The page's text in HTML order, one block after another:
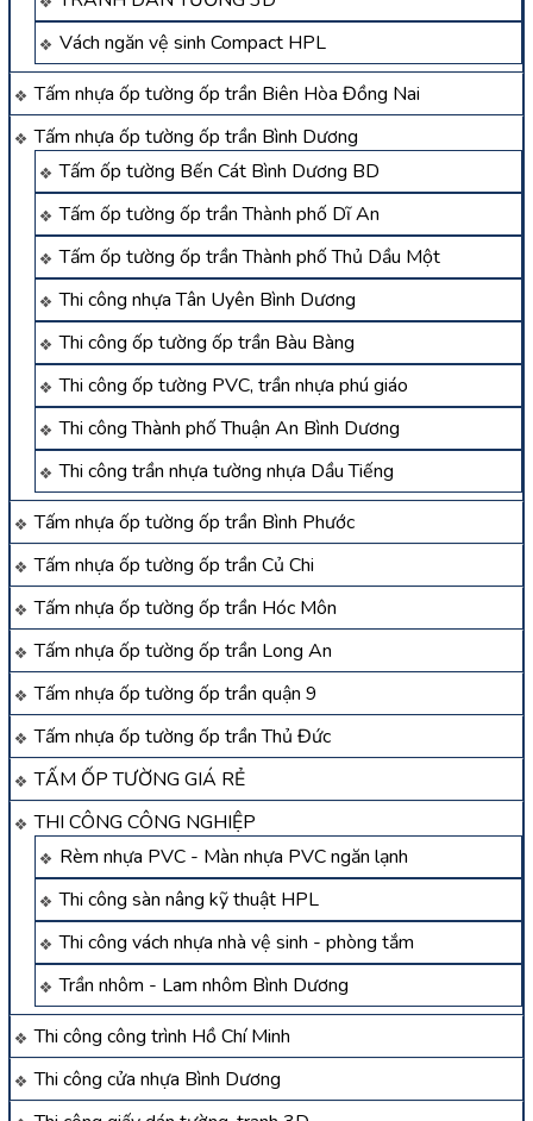
Vách ngăn vệ sinh Compact HPL
Tấm nhựa ốp tường ốp trần Biên Hòa Đồng Nai
Tấm nhựa ốp tường ốp trần Bình Dương
Tấm ốp tường Bến Cát Bình Dương BD
Tấm ốp tường ốp trần Thành phố Dĩ An
Tấm ốp tường ốp trần Thành phố Thủ Dầu Một
Thi công nhựa Tân Uyên Bình Dương
Thi công ốp tường ốp trần Bàu Bàng
Thi công ốp tường PVC, trần nhựa phú giáo
Thi công Thành phố Thuận An Bình Dương
Thi công trần nhựa tường nhựa Dầu Tiếng
Tấm nhựa ốp tường ốp trần Bình Phước
Tấm nhựa ốp tường ốp trần Củ Chi
Tấm nhựa ốp tường ốp trần Hóc Môn
Tấm nhựa ốp tường ốp trần Long An
Tấm nhựa ốp tường ốp trần quận 9
Tấm nhựa ốp tường ốp trần Thủ Đức
TẤM ỐP TƯỜNG GIÁ RẺ
THI CÔNG CÔNG NGHIỆP
Rèm nhựa PVC - Màn nhựa PVC ngăn lạnh
Thi công sàn nâng kỹ thuật HPL
Thi công vách nhựa nhà vệ sinh - phòng tắm
Trần nhôm - Lam nhôm Bình Dương
Thi công công trình Hồ Chí Minh
Thi công cửa nhựa Bình Dương